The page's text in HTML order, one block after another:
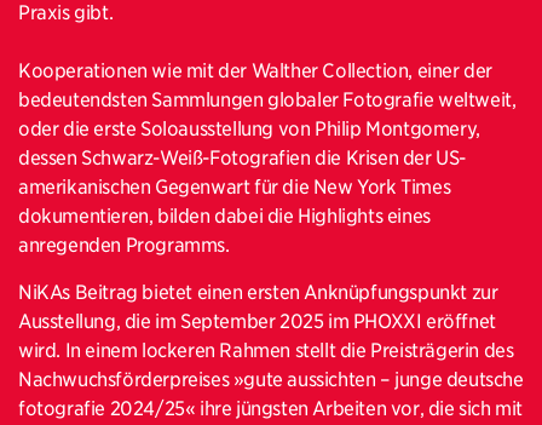
Praxis gibt.
Kooperationen wie mit der Walther Collection, einer der
bedeutendsten Sammlungen globaler Fotografie weltweit,
oder die erste Soloausstellung von Philip Montgomery,
dessen Schwarz-Weiß-Fotografien die Krisen der US-
amerikanischen Gegenwart für die New York Times
dokumentieren, bilden dabei die Highlights eines
anregenden Programms.
NiKAs Beitrag bietet einen ersten Anknüpfungspunkt zur
Ausstellung, die im September 2025 im PHOXXI eröffnet
wird. In einem lockeren Rahmen stellt die Preisträgerin des
Nachwuchsförderpreises »gute aussichten – junge deutsche
fotografie 2024/25« ihre jüngsten Arbeiten vor, die sich mit